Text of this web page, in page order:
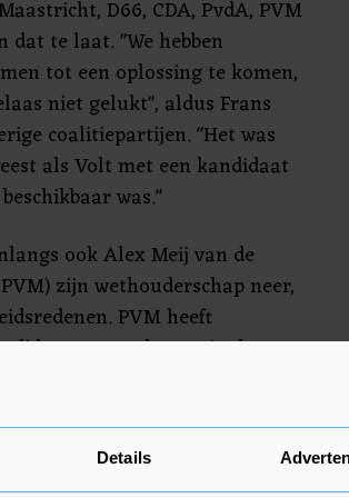
Details
D66, CDA, PvdA, PVM
dat te laat. "We hebben
tot een oplossing te komen,
niet gelukt", aldus Frans
coalitiepartijen. "Het was
als Volt met een kandidaat
was."
ook Alex Meij van de
zijn wethouderschap neer,
PVM heeft
voorgedragen in de
Hoe het verder moet met de
gaat de coalitie nog